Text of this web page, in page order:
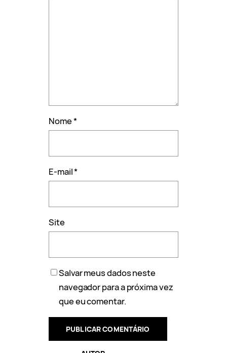
Nome*
E-mail*
Site
Salvar meus dados neste
navegador para a próxima vez
que eu comentar.